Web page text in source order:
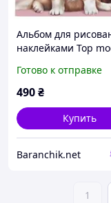
Альбом для
наклейками Top
Готово к отправке
490₴
Купить
Baranchik.net
1